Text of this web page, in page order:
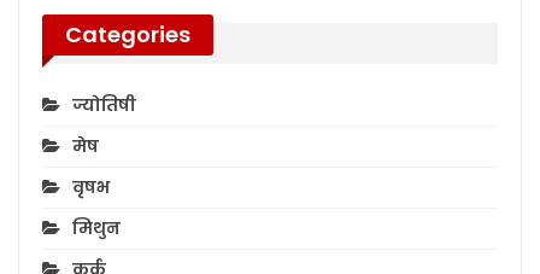
Categories
ज्योतिषी
मेष
वृषभ
मिथुन